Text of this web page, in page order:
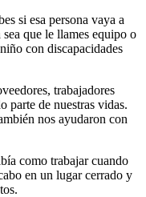
si esa persona vaya a
que le llames equipo o
con discapacidades
trabajadores
parte de nuestras vidas.
nos ayudaron con
como trabajar cuando
en un lugar cerrado y